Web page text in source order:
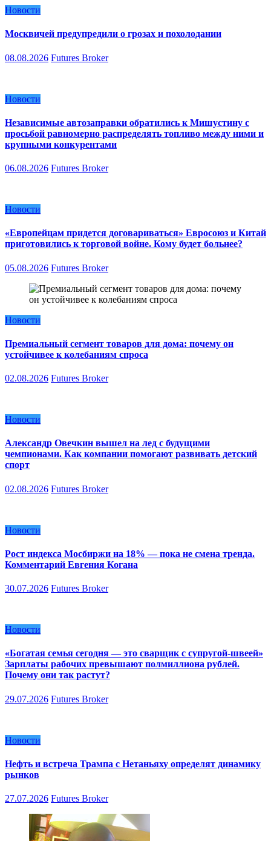
Новости
Москвичей предупредили о грозах и похолодании
08.08.2026 Futures Broker
Новости
Независимые автозаправки обратились к Мишустину с
просьбой равномерно распределять топливо между ними и
крупными конкурентами
06.08.2026 Futures Broker
Новости
«Европейцам придется договариваться» Евросоюз и Китай
приготовились к торговой войне. Кому будет больнее?
05.08.2026 Futures Broker
Новости
Премиальный сегмент товаров для дома: почему он
устойчивее к колебаниям спроса
02.08.2026 Futures Broker
Новости
Александр Овечкин вышел на лед с будущими
чемпионами. Как компании помогают развивать детский
спорт
02.08.2026 Futures Broker
Новости
Рост индекса Мосбиржи на 18% — пока не смена тренда.
Комментарий Евгения Когана
30.07.2026 Futures Broker
Новости
«Богатая семья сегодня — это сварщик с супругой-швеей»
Зарплаты рабочих превышают полмиллиона рублей.
Почему они так растут?
29.07.2026 Futures Broker
Новости
Нефть и встреча Трампа с Нетаньяху определят динамику
рынков
27.07.2026 Futures Broker